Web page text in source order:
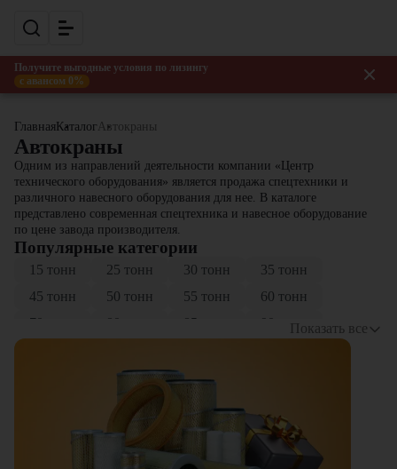
Получите выгодные условия по лизингу
с авансом 0%
Главная КаталогАвтокраны
Автокраны
Одним из направлений деятельности компании «Центр
технического оборудования» является продажа спецтехники и
различного навесного оборудования для нее. В каталоге
представлено современная спецтехника и навесное оборудование
по цене завода производителя.
Популярные категории
15 тонн 25 тонн 30 тонн
35 тонн
45 тонн
50 тонн 55 тонн
60 тонн
70 тонн
80 тонн 85 тонн
90 тоннПоказать все